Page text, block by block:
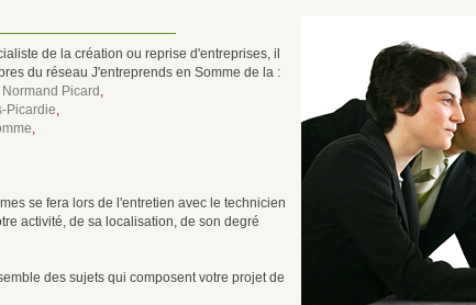
de la création ou reprise d'entreprises, il
du réseau J'entreprends en Somme de la :
Picard ,
Picardie,
,
se fera lors de l'entretien avec le technicien
activité, de sa localisation, de son degré
des sujets qui composent votre projet de